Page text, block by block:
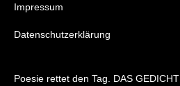
Impressum
Datenschutzerklärung
Poesie rettet den Tag. DAS GEDICHT